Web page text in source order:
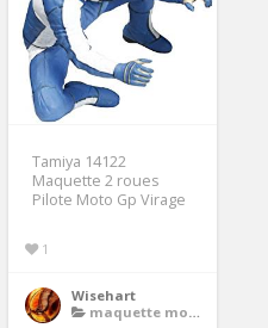
Tamiya 14122
Maquette 2 roues
Pilote Moto Gp Virage
1
Wisehart
maquette moto gp